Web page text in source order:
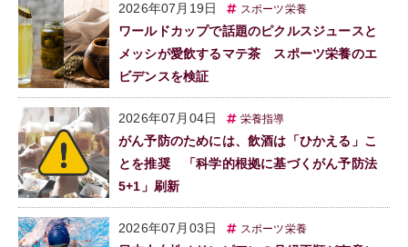
2026年07月19日 スポーツ栄養
ワールドカップで話題のピクルスジュースと
メッシが愛飲するマテ茶 スポーツ栄養のエ
ビデンスを検証
2026年07月04日 栄養指導
がん予防のためには、飲酒は「ひかえる」こ
とを推奨 「科学的根拠に基づくがん予防法
5+1」刷新
2026年07月03日 スポーツ栄養